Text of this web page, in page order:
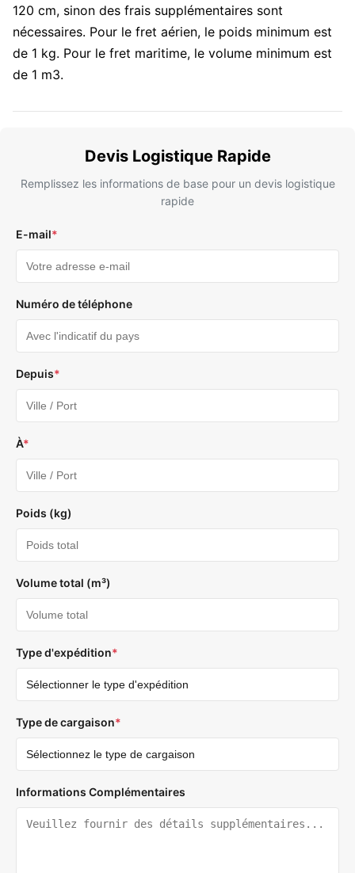
120 cm, sinon des frais supplémentaires sont
nécessaires. Pour le fret aérien, le poids minimum est
de 1 kg. Pour le fret maritime, le volume minimum est
de 1 m3.
Devis Logistique Rapide
Remplissez les informations de base pour un devis logistique
rapide
E-mail*
Numéro de téléphone
Depuis*
À*
Poids (kg)
Volume total (m³)
Type d'expédition*
Type de cargaison*
Informations Complémentaires